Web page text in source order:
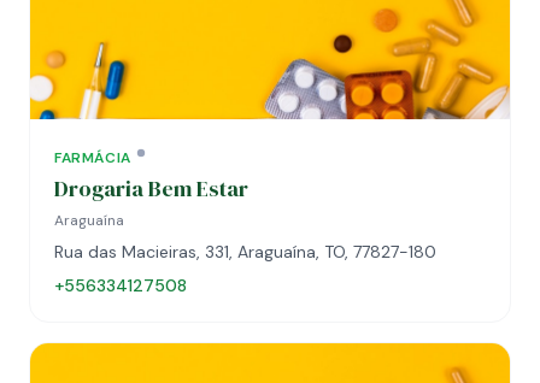
FARMÁCIA
Drogaria Bem Estar
Araguaína
Rua das Macieiras, 331, Araguaína, TO, 77827-180
+556334127508